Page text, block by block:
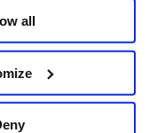
all
PVDA